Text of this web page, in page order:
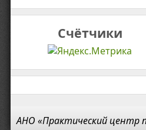
Счётчики
АНО «Практический центр